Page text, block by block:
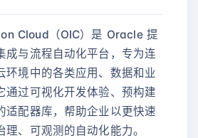
Cloud（OIC）是 Oracle 提
成与流程自动化平台，专为连
环境中的各类应用、数据和业
通过可视化开发体验、预构建
适配器库，帮助企业以更快速
理、可观测的自动化能力。